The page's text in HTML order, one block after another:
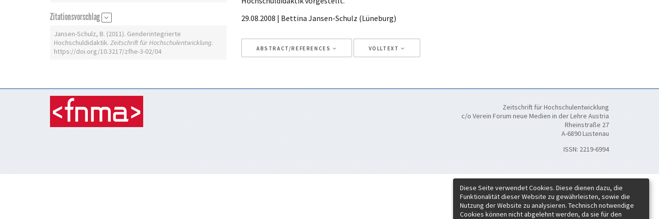
29.08.2008 | Bettina Jansen-Schulz (Lüneburg)
ABSTRACT/REFERENCES VOLLTEXT
Zitationsvorschlag
Jansen-Schulz, B. (2011). Genderintegrierte
Hochschuldidaktik. Zeitschrift für Hochschulentwicklung.
https://doi.org/10.3217/zfhe-3-02/04
Zeitschrift für Hochschulentwicklung
c/o Verein Forum neue Medien in der Lehre Austria
Rheinstraße 27
A-6890 Lustenau
ISSN: 2219-6994
Diese Seite verwendet Cookies. Diese dienen dazu, die
Funktionalität dieser Website zu gewährleisten, sowie die
Nutzung der Website zu analysieren. Technisch notwendige
Cookies können nicht abgelehnt werden, da sie für den